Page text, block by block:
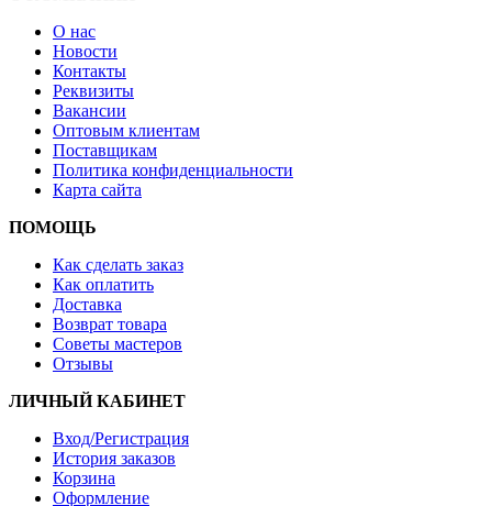
О нас
Новости
Контакты
Реквизиты
Вакансии
Оптовым клиентам
Поставщикам
Политика конфиденциальности
Карта сайта
ПОМОЩЬ
Как сделать заказ
Как оплатить
Доставка
Возврат товара
Советы мастеров
Отзывы
ЛИЧНЫЙ КАБИНЕТ
Вход/Регистрация
История заказов
Корзина
Оформление